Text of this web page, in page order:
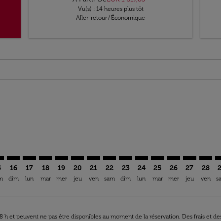
Vu(s) : 14 heures plus tôt
Aller-retour/Économique
label EUR 1.3K
16
dim
17
lun
18
mar
LOS–NKC: cmp-view-offers-disclaimer.
19
mer
LOS–NKC: cmp-view-offers-disclaimer.
20
jeu
LOS–NKC: cmp-view-offers-
21
ven
LOS–NKC: cmp-view-offers-
22
sam
LOS–NKC: cmp-view-
23
dim
LOS–NKC: cmp-view-
24
lun
LOS–NKC: cmp-
25
mar
LOS–NKC:
26
mer
27
jeu
28
ven
h et peuvent ne pas être disponibles au moment de la réservation. Des frais et